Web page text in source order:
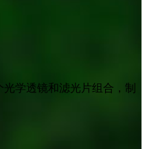
光学透镜和滤光片组合，制